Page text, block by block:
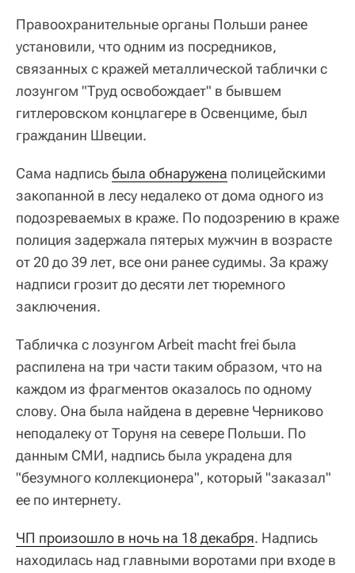
Правоохранительные органы Польши ранее
установили, что одним из посредников,
связанных с кражей металлической таблички с
лозунгом "Труд освобождает" в бывшем
гитлеровском концлагере в Освенциме, был
гражданин Швеции.
Сама надписьбыла обнаружена полицейскими
закопанной в лесу недалеко от дома одного из
подозреваемых в краже. По подозрению в краже
полиция задержала пятерых мужчин в возрасте
от 20 до 39 лет, все они ранее судимы. За кражу
надписи грозит до десяти лет тюремного
заключения.
Табличка с лозунгом Arbeit macht frei была
распилена на три части таким образом, что на
каждом из фрагментов оказалось по одному
слову. Она была найдена в деревне Черниково
неподалеку от Торуня на севере Польши. По
данным СМИ, надпись была украдена для
"безумного коллекционера", который "заказал"
ее по интернету.
ЧП произошло в ночь на 18 декабря. Надпись
находилась над главными воротами при входе в